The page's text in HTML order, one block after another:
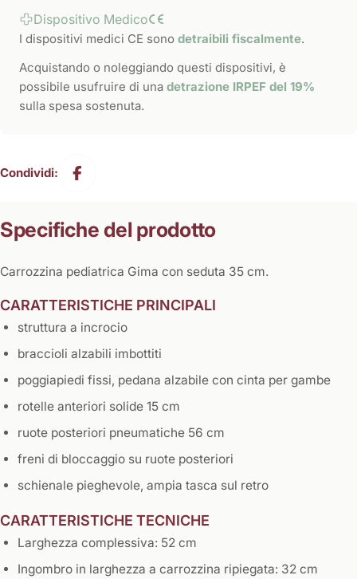
Dispositivo Medico
I dispositivi medici CE sono detraibili fiscalmente.
Acquistando o noleggiando questi dispositivi, è
possibile usufruire di una detrazione IRPEF del 19%
sulla spesa sostenuta.
Condividi:
Specifiche del prodotto
Carrozzina pediatrica Gima con seduta 35 cm.
CARATTERISTICHE PRINCIPALI
struttura a incrocio
braccioli alzabili imbottiti
poggiapiedi fissi, pedana alzabile con cinta per gambe
rotelle anteriori solide 15 cm
ruote posteriori pneumatiche 56 cm
freni di bloccaggio su ruote posteriori
schienale pieghevole, ampia tasca sul retro
CARATTERISTICHE TECNICHE
Larghezza complessiva: 52 cm
Ingombro in larghezza a carrozzina ripiegata: 32 cm